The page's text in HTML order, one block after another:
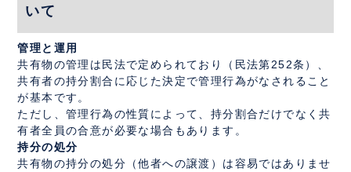
いて
管理と運用
共有物の管理は民法で定められており（民法第252条）、
共有者の持分割合に応じた決定で管理行為がなされること
が基本です。
ただし、管理行為の性質によって、持分割合だけでなく共
有者全員の合意が必要な場合もあります。
持分の処分
共有物の持分の処分（他者への譲渡）は容易ではありませ